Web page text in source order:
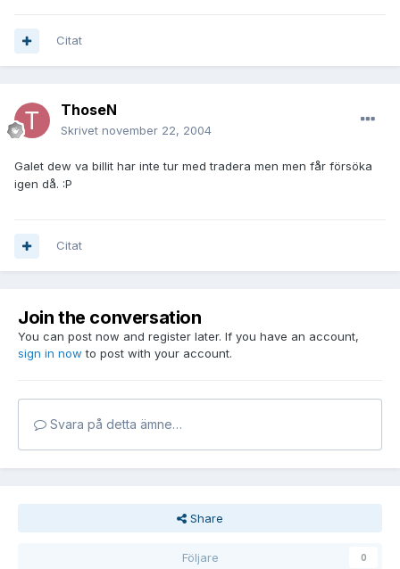
Citat
ThoseN
Skrivet november 22, 2004
Galet dew va billit har inte tur med tradera men men får försöka
igen då. :P
Citat
Join the conversation
You can post now and register later. If you have an account,
sign in now to post with your account.
Svara på detta ämne…
Share
Följare 0